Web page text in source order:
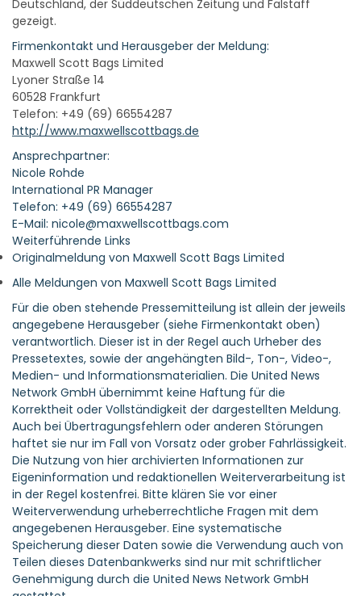
Deutschland, der Süddeutschen Zeitung und Falstaff
gezeigt.
Firmenkontakt und Herausgeber der Meldung:
Maxwell Scott Bags Limited
Lyoner Straße 14
60528 Frankfurt
Telefon: +49 (69) 66554287
http://www.maxwellscottbags.de
Ansprechpartner:
Nicole Rohde
International PR Manager
Telefon: +49 (69) 66554287
E-Mail: nicole@maxwellscottbags.com
Weiterführende Links
Originalmeldung von Maxwell Scott Bags Limited
Alle Meldungen von Maxwell Scott Bags Limited
Für die oben stehende Pressemitteilung ist allein der jeweils
angegebene Herausgeber (siehe Firmenkontakt oben)
verantwortlich. Dieser ist in der Regel auch Urheber des
Pressetextes, sowie der angehängten Bild-, Ton-, Video-,
Medien- und Informationsmaterialien. Die United News
Network GmbH übernimmt keine Haftung für die
Korrektheit oder Vollständigkeit der dargestellten Meldung.
Auch bei Übertragungsfehlern oder anderen Störungen
haftet sie nur im Fall von Vorsatz oder grober Fahrlässigkeit.
Die Nutzung von hier archivierten Informationen zur
Eigeninformation und redaktionellen Weiterverarbeitung ist
in der Regel kostenfrei. Bitte klären Sie vor einer
Weiterverwendung urheberrechtliche Fragen mit dem
angegebenen Herausgeber. Eine systematische
Speicherung dieser Daten sowie die Verwendung auch von
Teilen dieses Datenbankwerks sind nur mit schriftlicher
Genehmigung durch die United News Network GmbH